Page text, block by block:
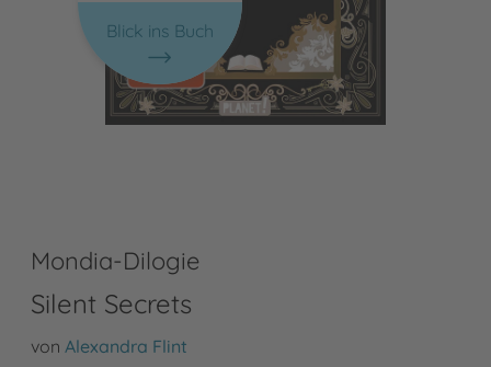
Blick ins Buch
Mondia-Dilogie
Silent Secrets
von Alexandra Flint